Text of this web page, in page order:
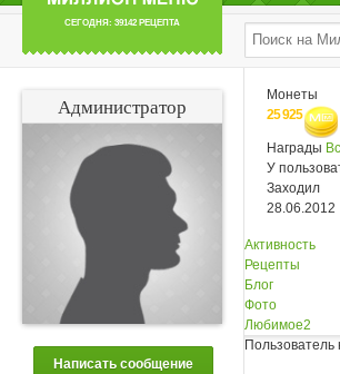
СЕГОДНЯ: 39142 РЕЦЕПТА
Администратор
Написать сообщение
Монеты
25 925
Награды
У
Заходил
28.06.2012
Активность
Рецепты
Блог
Фото
Любимое2
Пользователь